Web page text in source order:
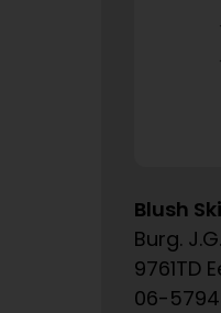
Blush
Burg.
9761TD
06-